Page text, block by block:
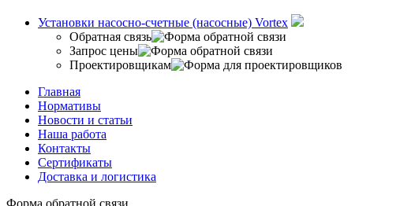
Установки насосно-счетные (насосные) Vortex
Обратная связь
Запрос цены
Проектировщикам
Главная
Нормативы
Новости и статьи
Наша работа
Контакты
Сертификаты
Доставка и логистика
Форма обратной связи